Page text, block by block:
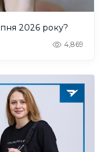
2026 року?
4,869